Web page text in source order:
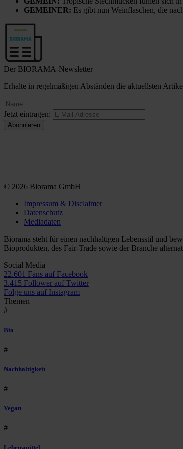
GEMEINER: Es gibt nun Weinflaschen, die
Der BIORAMA-Newsletter
Erhalte in regelmäßigen Abständen die aktuellsten
Jetzt eintragen:
© 2026 Biorama GmbH
Impressum & Disclaimer
Datenschutz
Mediadaten
Biorama steht für einen nachhaltigen Lebensstil und
Bioprodukten, des Fair-Trade sowie der Branche
Social Media
22.601 Fans auf Facebook
3.415 Follower auf Twitter
Folge uns auf Instagram
Themen
#
Bio
#
Nachhaltigkeit
#
Vegan
#